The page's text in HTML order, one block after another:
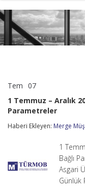
Tem 07
–
Aralık
Dönemi
Ücrete
Bağlı
Parametreler
1 Temmuz – Aralık
Parametreler
Haberi Ekleyen: Merge
1
Bağlı
Asgari
Günlük